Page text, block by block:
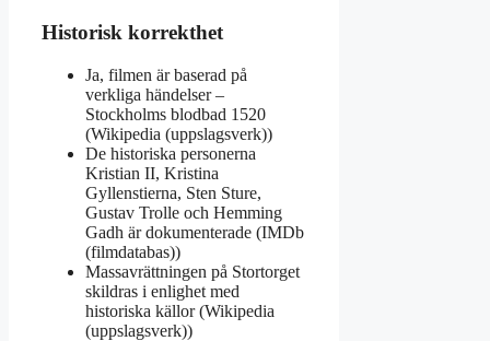
Historisk korrekthet
Ja, filmen är baserad på
verkliga händelser –
Stockholms blodbad 1520
(Wikipedia (uppslagsverk))
De historiska personerna
Kristian II, Kristina
Gyllenstierna, Sten Sture,
Gustav Trolle och Hemming
Gadh är dokumenterade (IMDb
(filmdatabas))
Massavrättningen på Stortorget
skildras i enlighet med
historiska källor (Wikipedia
(uppslagsverk))